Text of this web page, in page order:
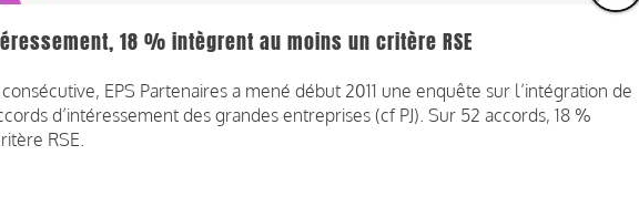
18 % intègrent au moins un critère RSE
EPS Partenaires a mené début 2011 une enquête sur l’intégration de
d’intéressement des grandes entreprises (cf PJ). Sur 52 accords, 18 %
RSE.